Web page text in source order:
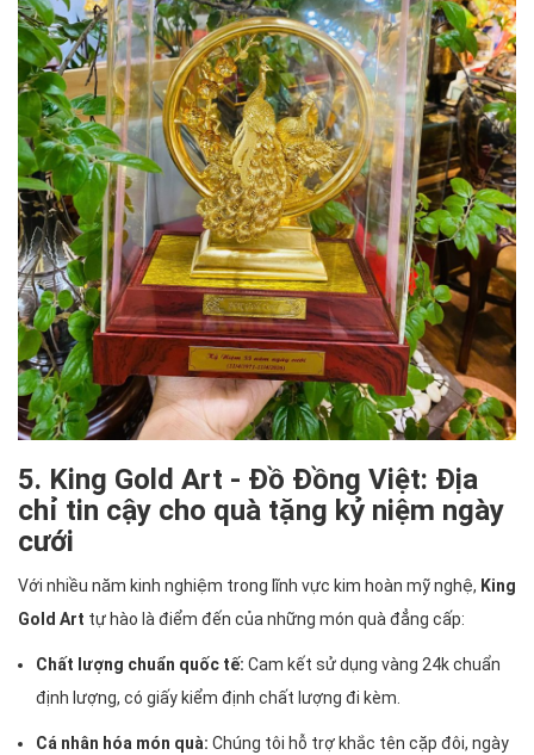
5. King Gold Art - Đồ Đồng Việt: Địa
chỉ tin cậy cho quà tặng kỷ niệm ngày
cưới
Với nhiều năm kinh nghiệm trong lĩnh vực kim hoàn mỹ nghệ, King
Gold Art tự hào là điểm đến của những món quà đẳng cấp:
Chất lượng chuẩn quốc tế: Cam kết sử dụng vàng 24k chuẩn
định lượng, có giấy kiểm định chất lượng đi kèm.
Cá nhân hóa món quà: Chúng tôi hỗ trợ khắc tên cặp đôi, ngày